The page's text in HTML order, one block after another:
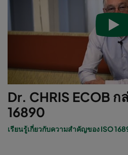
Dr. CHRIS ECOB ก
16890
เรียนรู้เกี่ยวกับความสำคัญของ ISO